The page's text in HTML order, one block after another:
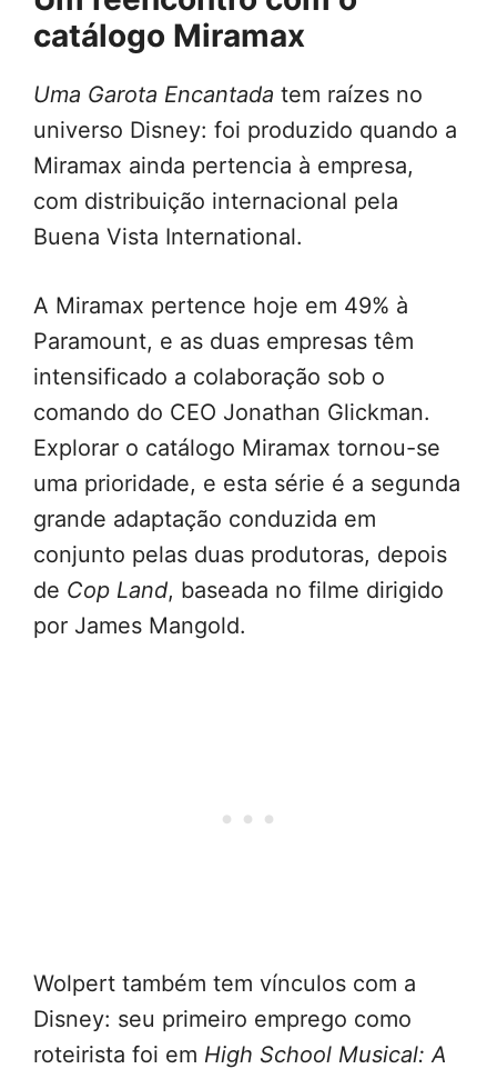
catálogo Miramax
Uma Garota Encantada tem raízes no
universo Disney: foi produzido quando a
Miramax ainda pertencia à empresa,
com distribuição internacional pela
Buena Vista International.
A Miramax pertence hoje em 49% à
Paramount, e as duas empresas têm
intensificado a colaboração sob o
comando do CEO Jonathan Glickman.
Explorar o catálogo Miramax tornou-se
uma prioridade, e esta série é a segunda
grande adaptação conduzida em
conjunto pelas duas produtoras, depois
de Cop Land, baseada no filme dirigido
por James Mangold.
Wolpert também tem vínculos com a
Disney: seu primeiro emprego como
roteirista foi em High School Musical: A